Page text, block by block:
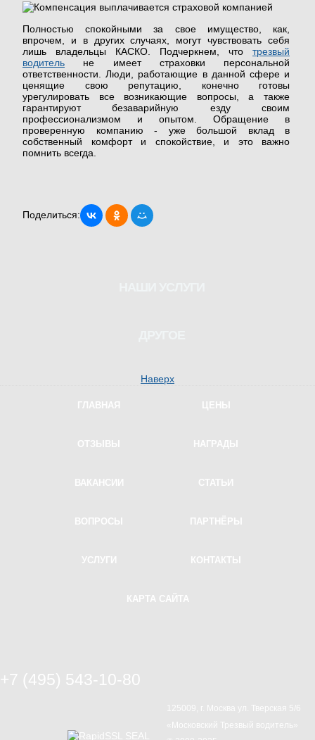
Полностью спокойными за свое имущество, как,
впрочем, и в других случаях, могут чувствовать себя
лишь владельцы КАСКО. Подчеркнем, что трезвый
водитель не имеет страховки персональной
ответственности. Люди, работающие в данной сфере и
ценящие свою репутацию, конечно готовы
урегулировать все возникающие вопросы, а также
гарантируют безаварийную езду своим
профессионализмом и опытом. Обращение в
проверенную компанию - уже большой вклад в
собственный комфорт и спокойствие, и это важно
помнить всегда.
Поделиться:
Перегон автомобилей
Курьер на автомобиле
Проверка на трезвость
Наверх
ГЛАВНАЯ ЦЕНЫ
ОТЗЫВЫ НАГРАДЫ
ВАКАНСИИ СТАТЬИ
ВОПРОСЫ ПАРТНЁРЫ
УСЛУГИ КОНТАКТЫ
КАРТА САЙТА
+7 (495) 543-10-80
125009, г. Москва ул. Тверская 5/6
«Московский Трезвый водитель»